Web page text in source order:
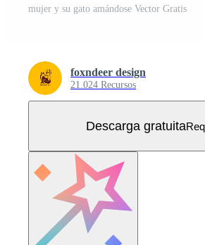
mujer y su gato amándose Vector Gratis
foxndeer design
21.024 Recursos
Descarga gratuita